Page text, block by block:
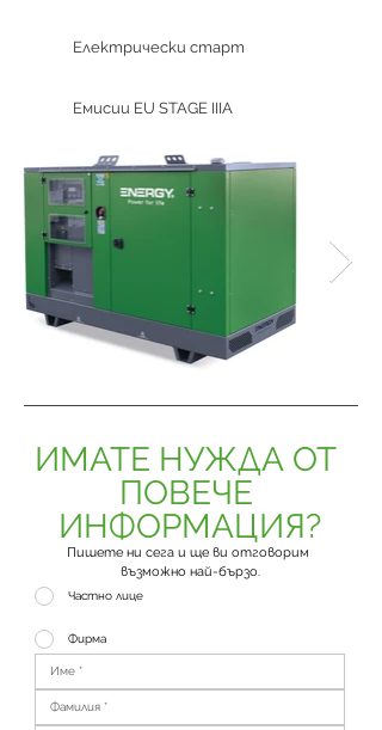
Електрически старт
Емисии EU STAGE IIIA
ИМАТЕ НУЖДА ОТ
ПОВЕЧЕ
ИНФОРМАЦИЯ?
Пишете ни сега и ще ви отговорим
възможно най-бързо.
Частно лице
Фирма